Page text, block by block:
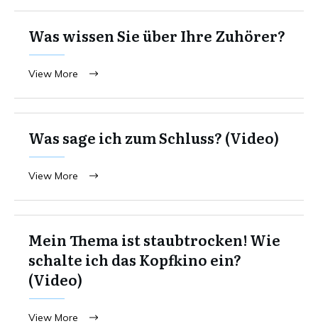
Was wissen Sie über Ihre Zuhörer?
View More
Was sage ich zum Schluss? (Video)
View More
Mein Thema ist staubtrocken! Wie
schalte ich das Kopfkino ein?
(Video)
View More